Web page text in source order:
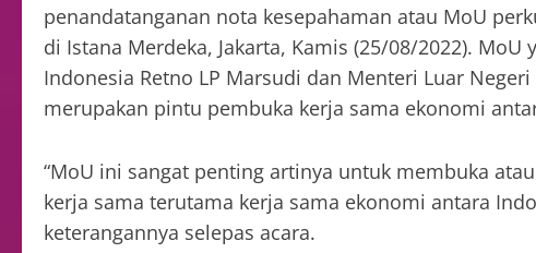
penandatanganan nota kesepahaman atau MoU
di Istana Merdeka, Jakarta, Kamis (25/08/2022).
Indonesia Retno LP Marsudi dan Menteri Luar
merupakan pintu pembuka kerja sama ekonomi
“MoU ini sangat penting artinya untuk membuka
kerja sama terutama kerja sama ekonomi antara
keterangannya selepas acara.